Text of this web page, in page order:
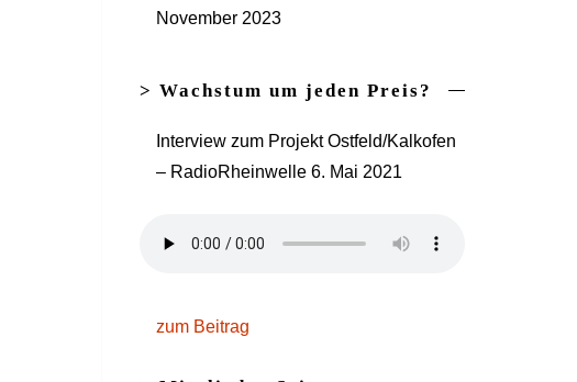
November 2023
> Wachstum um jeden Preis?
Interview zum Projekt Ostfeld/Kalkofen
– RadioRheinwelle 6. Mai 2021
zum Beitrag